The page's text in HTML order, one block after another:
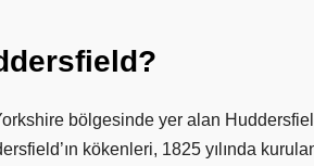
bölgesinde yer alan
kökenleri, 1825 yılında